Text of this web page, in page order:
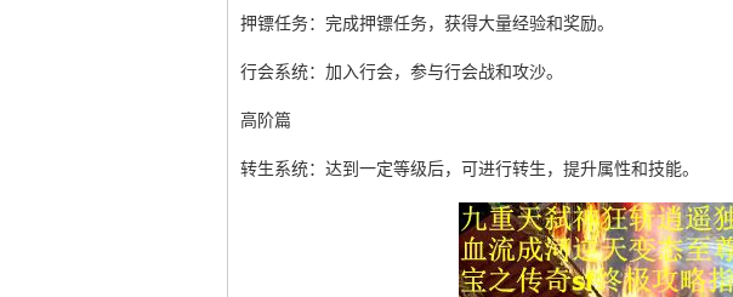
押镖任务：完成押镖任务，获得大量经验和奖励。
行会系统：加入行会，参与行会战和攻沙。
高阶篇
转生系统：达到一定等级后，可进行转生，提升属性和技能。